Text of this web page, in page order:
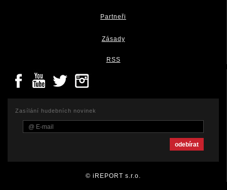
Partneři
Zásady
RSS
Zasílání hudebních novinek
© iREPORT s.r.o.